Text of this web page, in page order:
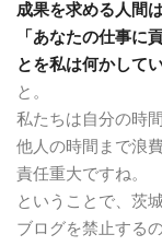
成果を求める人間
「あなたの仕事に
とを私は何かして
と。
私たちは自分の時
他人の時間まで浪
責任重大ですね。
ということで、茨
ブログを禁止する